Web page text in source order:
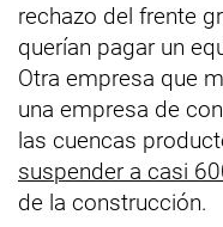
rechazo del frente
querían pagar un
Otra empresa que
una empresa de
las cuencas
suspender a casi
de la construcción.